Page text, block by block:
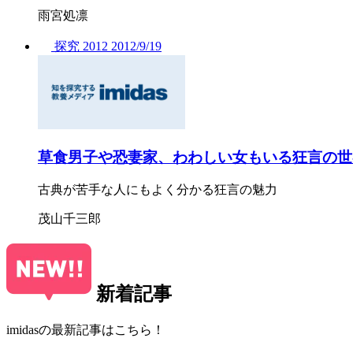
雨宮処凛
探究 2012 2012/9/19
草食男子や恐妻家、わわしい女もいる狂言の
古典が苦手な人にもよく分かる狂言の魅力
茂山千三郎
新着記事
imidasの最新記事はこちら！